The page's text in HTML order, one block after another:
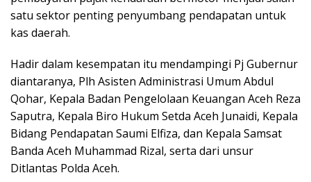
satu sektor penting penyumbang pendapatan untuk
kas daerah.
Hadir dalam kesempatan itu mendampingi Pj Gubernur
diantaranya, Plh Asisten Administrasi Umum Abdul
Qohar, Kepala Badan Pengelolaan Keuangan Aceh Reza
Saputra, Kepala Biro Hukum Setda Aceh Junaidi, Kepala
Bidang Pendapatan Saumi Elfiza, dan Kepala Samsat
Banda Aceh Muhammad Rizal, serta dari unsur
Ditlantas Polda Aceh.